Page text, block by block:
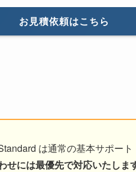
お見積依頼はこちら
は通常の基本サポー
には最優先で対応いたしま